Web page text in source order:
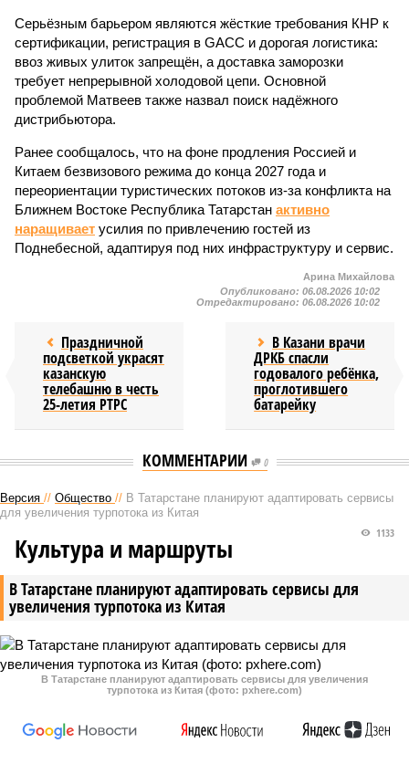
Серьёзным барьером являются жёсткие требования КНР к
сертификации, регистрация в GACC и дорогая логистика:
ввоз живых улиток запрещён, а доставка заморозки
требует непрерывной холодовой цепи. Основной
проблемой Матвеев также назвал поиск надёжного
дистрибьютора.
Ранее сообщалось, что на фоне продления Россией и
Китаем безвизового режима до конца 2027 года и
переориентации туристических потоков из-за конфликта на
Ближнем Востоке Республика Татарстан активно
наращивает усилия по привлечению гостей из
Поднебесной, адаптируя под них инфраструктуру и сервис.
Арина Михайлова
Опубликовано: 06.08.2026 10:02
Отредактировано: 06.08.2026 10:02
Праздничной
подсветкой украсят
казанскую
телебашню в честь
25-летия РТРС
В Казани врачи
ДРКБ спасли
годовалого ребёнка,
проглотившего
батарейку
КОММЕНТАРИИ 0
Версия // Общество // В Татарстане планируют адаптировать сервисы
для увеличения турпотока из Китая
В Татарстане планируют адаптировать сервисы для
увеличения турпотока из Китая
1133
Культура и маршруты
В Татарстане планируют адаптировать сервисы для увеличения
турпотока из Китая (фото: pxhere.com)